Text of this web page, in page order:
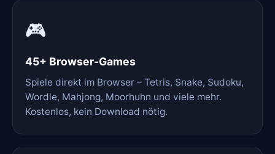
🎮
45+ Browser-Games
Spiele direkt im Browser – Tetris, Snake, Sudoku,
Wordle, Mahjong, Moorhuhn und viele mehr.
Kostenlos, kein Download nötig.